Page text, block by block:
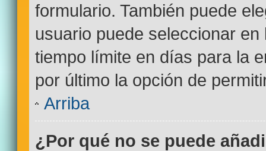
formulario. También puede
usuario puede seleccionar
tiempo límite en días para la
por último la opción de
Arriba
¿Por qué no se puede